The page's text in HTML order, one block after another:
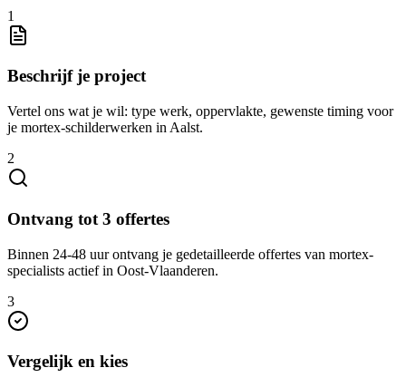
1
Beschrijf je project
Vertel ons wat je wil: type werk, oppervlakte, gewenste timing voor
je mortex-schilderwerken in Aalst.
2
Ontvang tot 3 offertes
Binnen 24-48 uur ontvang je gedetailleerde offertes van mortex-
specialists actief in Oost-Vlaanderen.
3
Vergelijk en kies